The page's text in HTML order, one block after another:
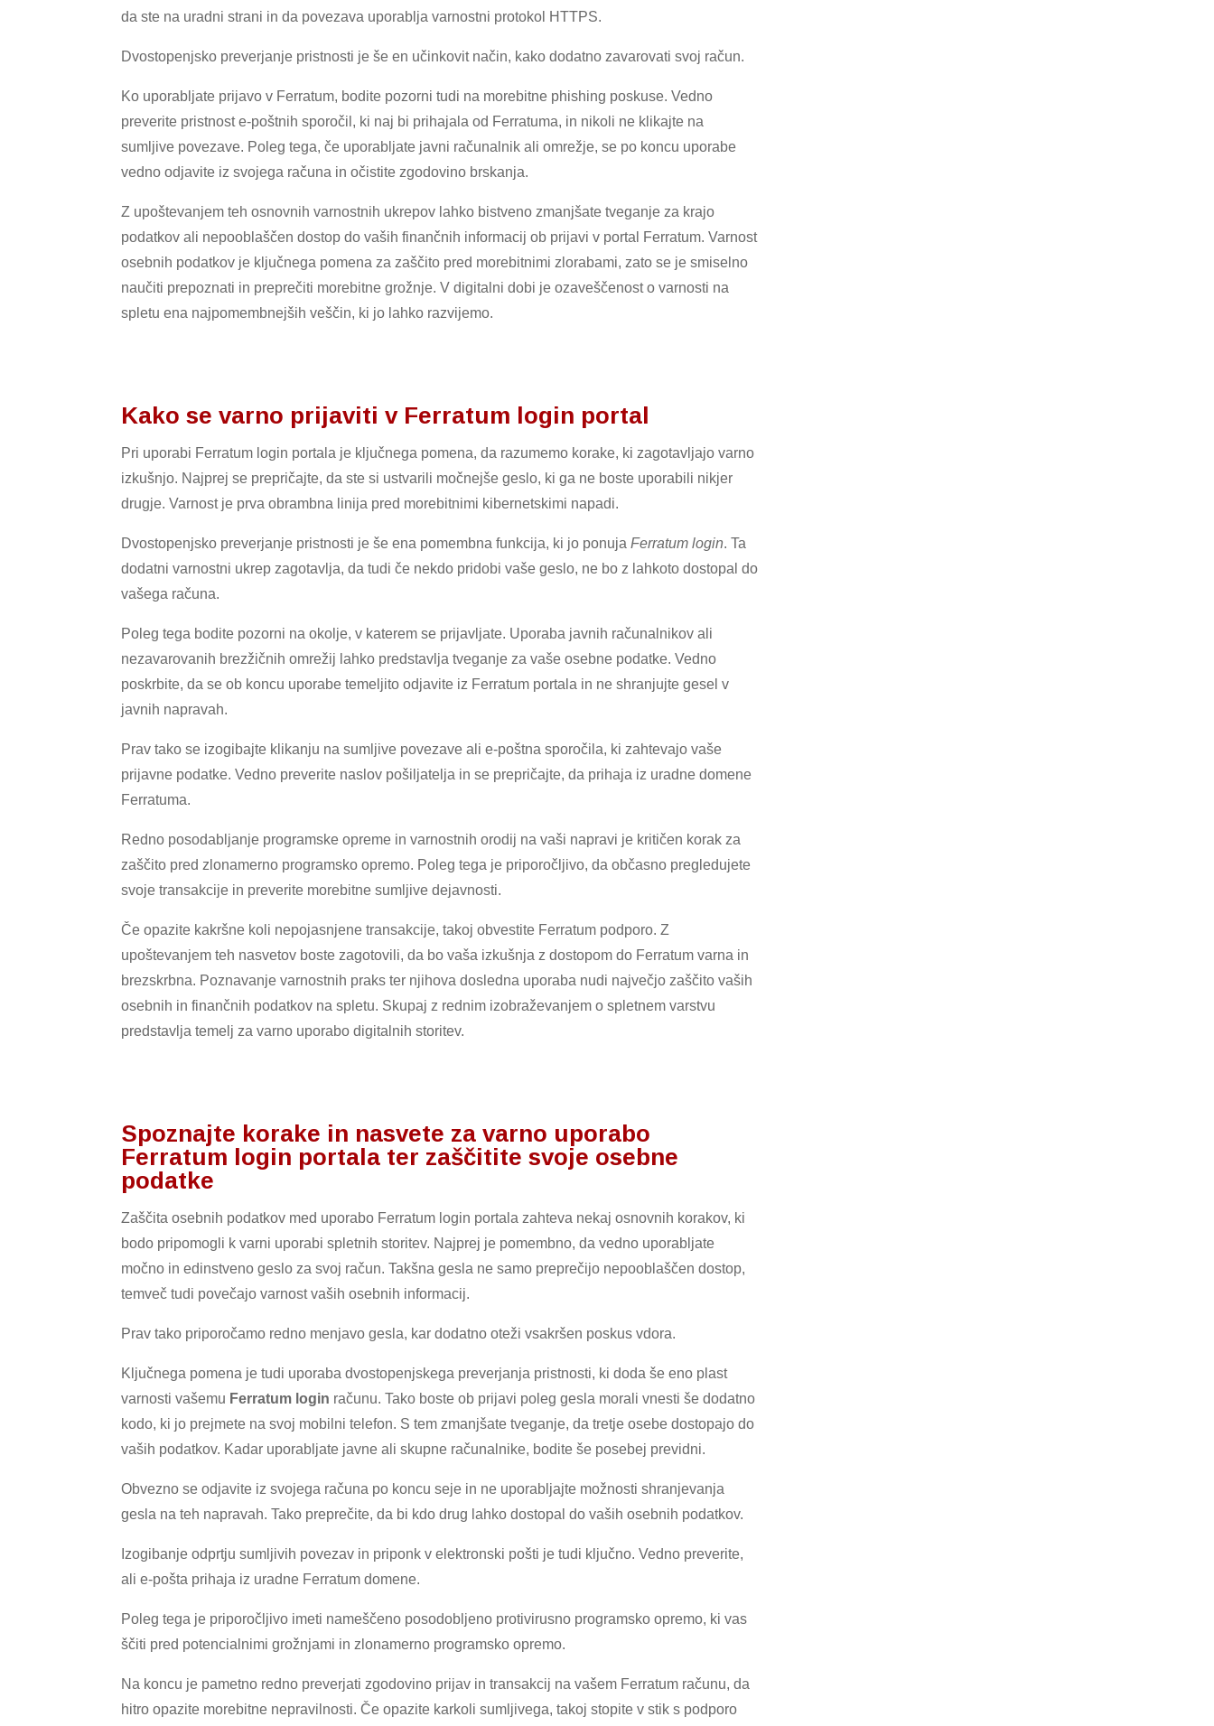
da ste na uradni strani in da povezava uporablja varnostni protokol HTTPS.
Dvostopenjsko preverjanje pristnosti je še en učinkovit način, kako dodatno zavarovati svoj račun.
Ko uporabljate prijavo v Ferratum, bodite pozorni tudi na morebitne phishing poskuse. Vedno
preverite pristnost e-poštnih sporočil, ki naj bi prihajala od Ferratuma, in nikoli ne klikajte na
sumljive povezave. Poleg tega, če uporabljate javni računalnik ali omrežje, se po koncu uporabe
vedno odjavite iz svojega računa in očistite zgodovino brskanja.
Z upoštevanjem teh osnovnih varnostnih ukrepov lahko bistveno zmanjšate tveganje za krajo
podatkov ali nepooblaščen dostop do vaših finančnih informacij ob prijavi v portal Ferratum. Varnost
osebnih podatkov je ključnega pomena za zaščito pred morebitnimi zlorabami, zato se je smiselno
naučiti prepoznati in preprečiti morebitne grožnje. V digitalni dobi je ozaveščenost o varnosti na
spletu ena najpomembnejših veščin, ki jo lahko razvijemo.
Kako se varno prijaviti v Ferratum login portal
Pri uporabi Ferratum login portala je ključnega pomena, da razumemo korake, ki zagotavljajo varno
izkušnjo. Najprej se prepričajte, da ste si ustvarili močnejše geslo, ki ga ne boste uporabili nikjer
drugje. Varnost je prva obrambna linija pred morebitnimi kibernetskimi napadi.
Dvostopenjsko preverjanje pristnosti je še ena pomembna funkcija, ki jo ponujaFerratum login. Ta
dodatni varnostni ukrep zagotavlja, da tudi če nekdo pridobi vaše geslo, ne bo z lahkoto dostopal do
vašega računa.
Poleg tega bodite pozorni na okolje, v katerem se prijavljate. Uporaba javnih računalnikov ali
nezavarovanih brezžičnih omrežij lahko predstavlja tveganje za vaše osebne podatke. Vedno
poskrbite, da se ob koncu uporabe temeljito odjavite iz Ferratum portala in ne shranjujte gesel v
javnih napravah.
Prav tako se izogibajte klikanju na sumljive povezave ali e-poštna sporočila, ki zahtevajo vaše
prijavne podatke. Vedno preverite naslov pošiljatelja in se prepričajte, da prihaja iz uradne domene
Ferratuma.
Redno posodabljanje programske opreme in varnostnih orodij na vaši napravi je kritičen korak za
zaščito pred zlonamerno programsko opremo. Poleg tega je priporočljivo, da občasno pregledujete
svoje transakcije in preverite morebitne sumljive dejavnosti.
Če opazite kakršne koli nepojasnjene transakcije, takoj obvestite Ferratum podporo. Z
upoštevanjem teh nasvetov boste zagotovili, da bo vaša izkušnja z dostopom do Ferratum varna in
brezskrbna. Poznavanje varnostnih praks ter njihova dosledna uporaba nudi največjo zaščito vaših
osebnih in finančnih podatkov na spletu. Skupaj z rednim izobraževanjem o spletnem varstvu
predstavlja temelj za varno uporabo digitalnih storitev.
Spoznajte korake in nasvete za varno uporabo
Ferratum login portala ter zaščitite svoje osebne
podatke
Zaščita osebnih podatkov med uporabo Ferratum login portala zahteva nekaj osnovnih korakov, ki
bodo pripomogli k varni uporabi spletnih storitev. Najprej je pomembno, da vedno uporabljate
močno in edinstveno geslo za svoj račun. Takšna gesla ne samo preprečijo nepooblaščen dostop,
temveč tudi povečajo varnost vaših osebnih informacij.
Prav tako priporočamo redno menjavo gesla, kar dodatno oteži vsakršen poskus vdora.
Ključnega pomena je tudi uporaba dvostopenjskega preverjanja pristnosti, ki doda še eno plast
varnosti vašemu Ferratum login računu. Tako boste ob prijavi poleg gesla morali vnesti še dodatno
kodo, ki jo prejmete na svoj mobilni telefon. S tem zmanjšate tveganje, da tretje osebe dostopajo do
vaših podatkov. Kadar uporabljate javne ali skupne računalnike, bodite še posebej previdni.
Obvezno se odjavite iz svojega računa po koncu seje in ne uporabljajte možnosti shranjevanja
gesla na teh napravah. Tako preprečite, da bi kdo drug lahko dostopal do vaših osebnih podatkov.
Izogibanje odprtju sumljivih povezav in priponk v elektronski pošti je tudi ključno. Vedno preverite,
ali e-pošta prihaja iz uradne Ferratum domene.
Poleg tega je priporočljivo imeti nameščeno posodobljeno protivirusno programsko opremo, ki vas
ščiti pred potencialnimi grožnjami in zlonamerno programsko opremo.
Na koncu je pametno redno preverjati zgodovino prijav in transakcij na vašem Ferratum računu, da
hitro opazite morebitne nepravilnosti. Če opazite karkoli sumljivega, takoj stopite v stik s podporo